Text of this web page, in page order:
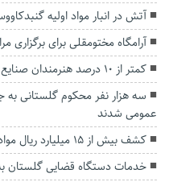
آتش در انبار مواد اولیه
آرامگاه مختومقلی برای
کمتر از ۱۰ درصد هنرمندان صنایع دستی گنبدکاووس بیمه هستند.
سه هزار نفر محکوم گلستانی
عمومی شدند
کشف بیش از ۱۵ میلیارد ریال مواد خوراکی و بهداشتی قاچاق در گنبد
خدمات دستگاه قضایی گلستان به حدود ۷۰ هزار نفر به